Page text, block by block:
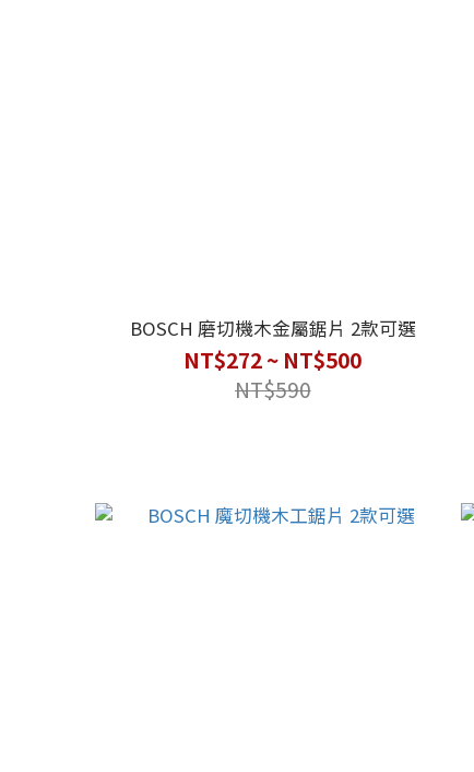
BOSCH 磨切機木金屬鋸片 2款可選
NT$272 ~ NT$500
NT$590